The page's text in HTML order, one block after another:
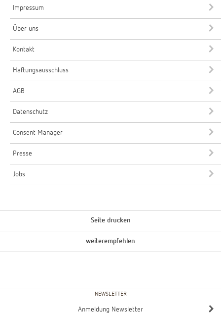
Impressum
Über uns
Kontakt
Haftungsausschluss
AGB
Datenschutz
Consent Manager
Presse
Jobs
Seite drucken
weiterempfehlen
NEWSLETTER
Anmeldung Newsletter